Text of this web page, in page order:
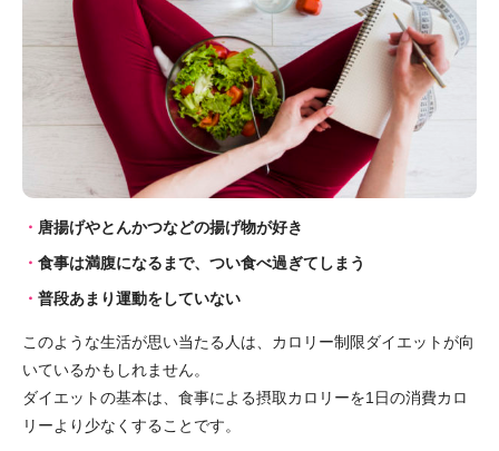
唐揚げやとんかつなどの揚げ物が好き
食事は満腹になるまで、つい食べ過ぎてしまう
普段あまり運動をしていない
このような生活が思い当たる人は、カロリー制限ダイエットが向
いているかもしれません。
ダイエットの基本は、食事による摂取カロリーを1日の消費カロ
リーより少なくすることです。